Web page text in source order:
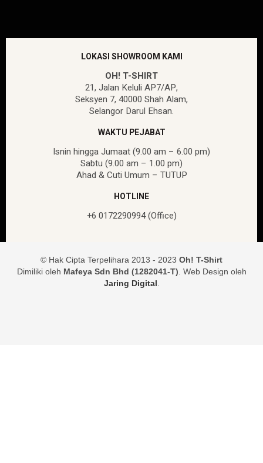
LOKASI SHOWROOM KAMI
OH! T-SHIRT
21, Jalan Keluli AP7/AP,
Seksyen 7, 40000 Shah Alam,
Selangor Darul Ehsan.
WAKTU PEJABAT
Isnin hingga Jumaat (9.00 am – 6.00 pm)
Sabtu (9.00 am – 1.00 pm)
Ahad & Cuti Umum – TUTUP
HOTLINE
+6 0172290994 (Office)
© Hak Cipta Terpelihara 2013 - 2023 Oh! T-Shirt
Dimiliki oleh Mafeya Sdn Bhd (1282041-T). Web Design oleh
Jaring Digital.